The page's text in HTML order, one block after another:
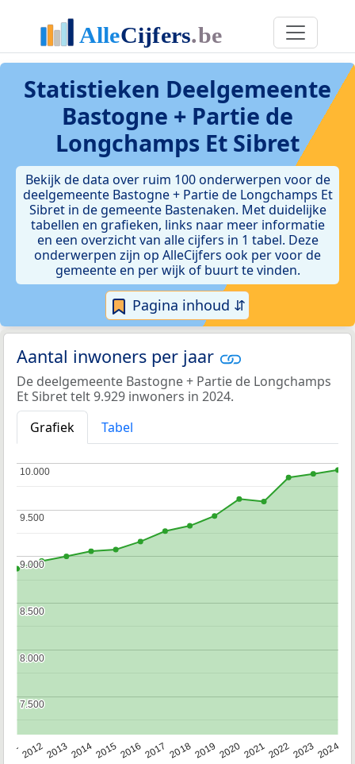
Statistieken Deelgemeente
Bastogne + Partie de
Longchamps Et Sibret
Bekijk de data over ruim 100 onderwerpen voor de
deelgemeente Bastogne + Partie de Longchamps Et
Sibret in de gemeente Bastenaken. Met duidelijke
tabellen en grafieken, links naar meer informatie
en een overzicht van alle cijfers in 1 tabel. Deze
onderwerpen zijn op AlleCijfers ook per voor de
gemeente en per wijk of buurt te vinden.
Pagina inhoud ⇵
Aantal inwoners per jaar
De deelgemeente Bastogne + Partie de Longchamps
Et Sibret telt 9.929 inwoners in 2024.
Grafiek
Tabel
201220132014201520162017 20182019 20202021202220232024
7.500
7.500
8.000
8.000
8.500
8.500
9.000
9.000
9.500
9.500
10.000
10.000